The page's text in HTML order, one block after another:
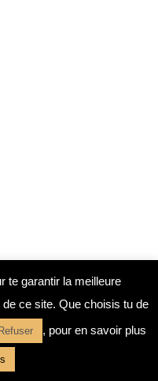
te garantir la meilleure
ce site. Que choisis tu de
Refuser , pour en savoir plus